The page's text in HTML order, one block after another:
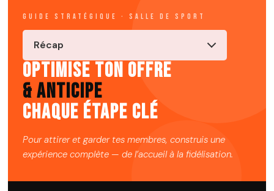
GUIDE STRATÉGIQUE · SALLE DE SPORT
Récap
OPTIMISE TON OFFRE
& ANTICIPE
CHAQUE ÉTAPE CLÉ
Pour attirer et garder tes membres, construis une
expérience complète — de l’accueil à la fidélisation.